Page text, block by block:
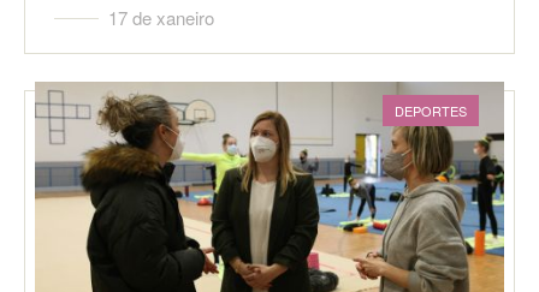
17 de xaneiro
DEPORTES